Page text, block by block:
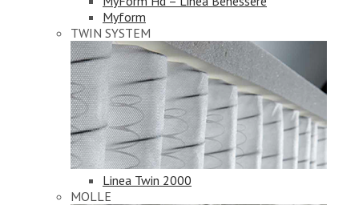
Myform
TWIN SYSTEM
Linea Twin 2000
MOLLE